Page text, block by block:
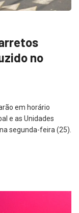
no
em horário
e as Unidades
segunda-feira (25).